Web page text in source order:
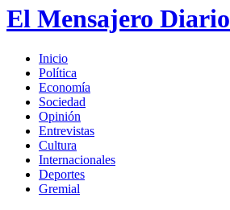
El Mensajero Diario
Inicio
Política
Economía
Sociedad
Opinión
Entrevistas
Cultura
Internacionales
Deportes
Gremial